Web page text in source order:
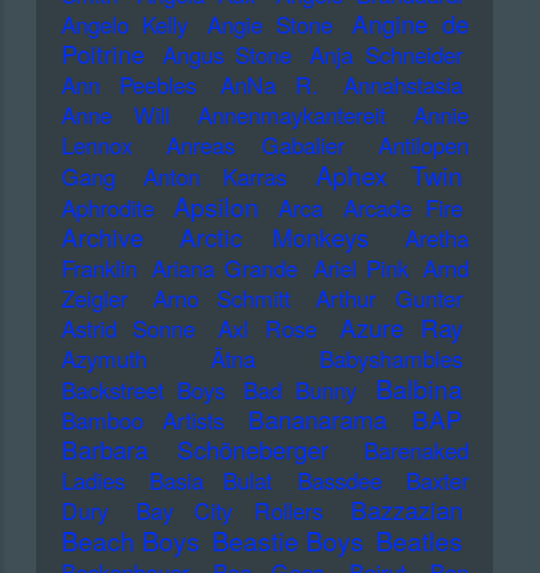
Angelo Kelly
Angie Stone
Angine de
Poitrine Angus Stone Anja Schneider
Ann Peebles
AnNa R.
Annahstasia
Anne Will
Annenmaykantereit
Annie
Lennox
Anreas Gabalier
Antilopen
Gang
Anton Karras Aphex Twin
Aphrodite Apsilon Arca Arcade Fire
Archive Arctic Monkeys
Aretha
Franklin Ariana Grande Ariel Pink Arnd
Zeigler
Arno Schmitt
Arthur Gunter
Astrid Sonne
Axl Rose Azure Ray
Azymuth Ätna
Babyshambles
Backstreet Boys
Bad Bunny Balbina
Bamboo Artists Bananarama
BAP
Barbara Schöneberger
Barenaked
Ladies
Basia Bulat Bassdee
Baxter
Dury
Bay City Rollers Bazzazian
Beach Boys Beastie Boys Beatles